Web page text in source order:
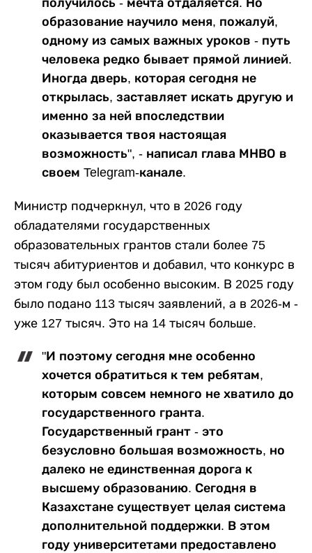
получилось - мечта отдаляется. Но
образование научило меня, пожалуй,
одному из самых важных уроков - путь
человека редко бывает прямой линией.
Иногда дверь, которая сегодня не
открылась, заставляет искать другую и
именно за ней впоследствии
оказывается твоя настоящая
возможность", - написал глава МНВО в
своем Telegram-канале.
Министр подчеркнул, что в 2026 году
обладателями государственных
образовательных грантов стали более 75
тысяч абитуриентов и добавил, что конкурс в
этом году был особенно высоким. В 2025 году
было подано 113 тысяч заявлений, а в 2026-м -
уже 127 тысяч. Это на 14 тысяч больше.
"И поэтому сегодня мне особенно
хочется обратиться к тем ребятам,
которым совсем немного не хватило до
государственного гранта.
Государственный грант - это
безусловно большая возможность, но
далеко не единственная дорога к
высшему образованию. Сегодня в
Казахстане существует целая система
дополнительной поддержки. В этом
году университетами предоставлено